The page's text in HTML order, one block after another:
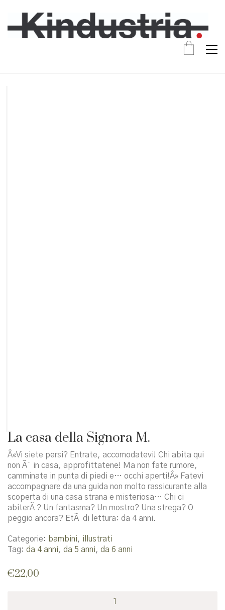
La casa della Signora M.
Â«Vi siete persi? Entrate, accomodatevi! Chi abita qui
non Ã¨ in casa, approfittatene! Ma non fate rumore,
camminate in punta di piedi e… occhi aperti!Â» Fatevi
accompagnare da una guida non molto rassicurante alla
scoperta di una casa strana e misteriosa… Chi ci
abiterÃ ? Un fantasma? Un mostro? Una strega? O
peggio ancora? EtÃ di lettura: da 4 anni.
Categorie: bambini, illustrati
Tag: da 4 anni, da 5 anni, da 6 anni
€22,00